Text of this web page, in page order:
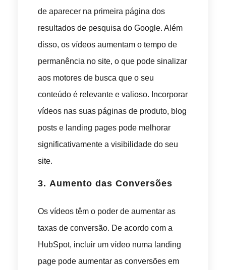
de aparecer na primeira página dos
resultados de pesquisa do Google. Além
disso, os vídeos aumentam o tempo de
permanência no site, o que pode sinalizar
aos motores de busca que o seu
conteúdo é relevante e valioso. Incorporar
vídeos nas suas páginas de produto, blog
posts e landing pages pode melhorar
significativamente a visibilidade do seu
site.
3. Aumento das Conversões
Os vídeos têm o poder de aumentar as
taxas de conversão. De acordo com a
HubSpot, incluir um vídeo numa landing
page pode aumentar as conversões em